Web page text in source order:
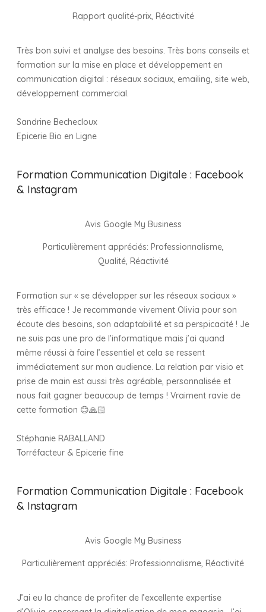
Rapport qualité-prix, Réactivité
Très bon suivi et analyse des besoins. Très bons conseils et
formation sur la mise en place et développement en
communication digital : réseaux sociaux, emailing, site web,
développement commercial.
Sandrine Bechecloux
Epicerie Bio en Ligne
Formation Communication Digitale : Facebook
& Instagram
Avis Google My Business
Particulièrement appréciés: Professionnalisme,
Qualité, Réactivité
Formation sur « se développer sur les réseaux sociaux »
très efficace ! Je recommande vivement Olivia pour son
écoute des besoins, son adaptabilité et sa perspicacité ! Je
ne suis pas une pro de l’informatique mais j’ai quand
même réussi à faire l’essentiel et cela se ressent
immédiatement sur mon audience. La relation par visio et
prise de main est aussi très agréable, personnalisée et
nous fait gagner beaucoup de temps ! Vraiment ravie de
cette formation 😊🙏🏻
Stéphanie RABALLAND
Torréfacteur & Epicerie fine
Formation Communication Digitale : Facebook
& Instagram
Avis Google My Business
Particulièrement appréciés: Professionnalisme, Réactivité
J’ai eu la chance de profiter de l’excellente expertise